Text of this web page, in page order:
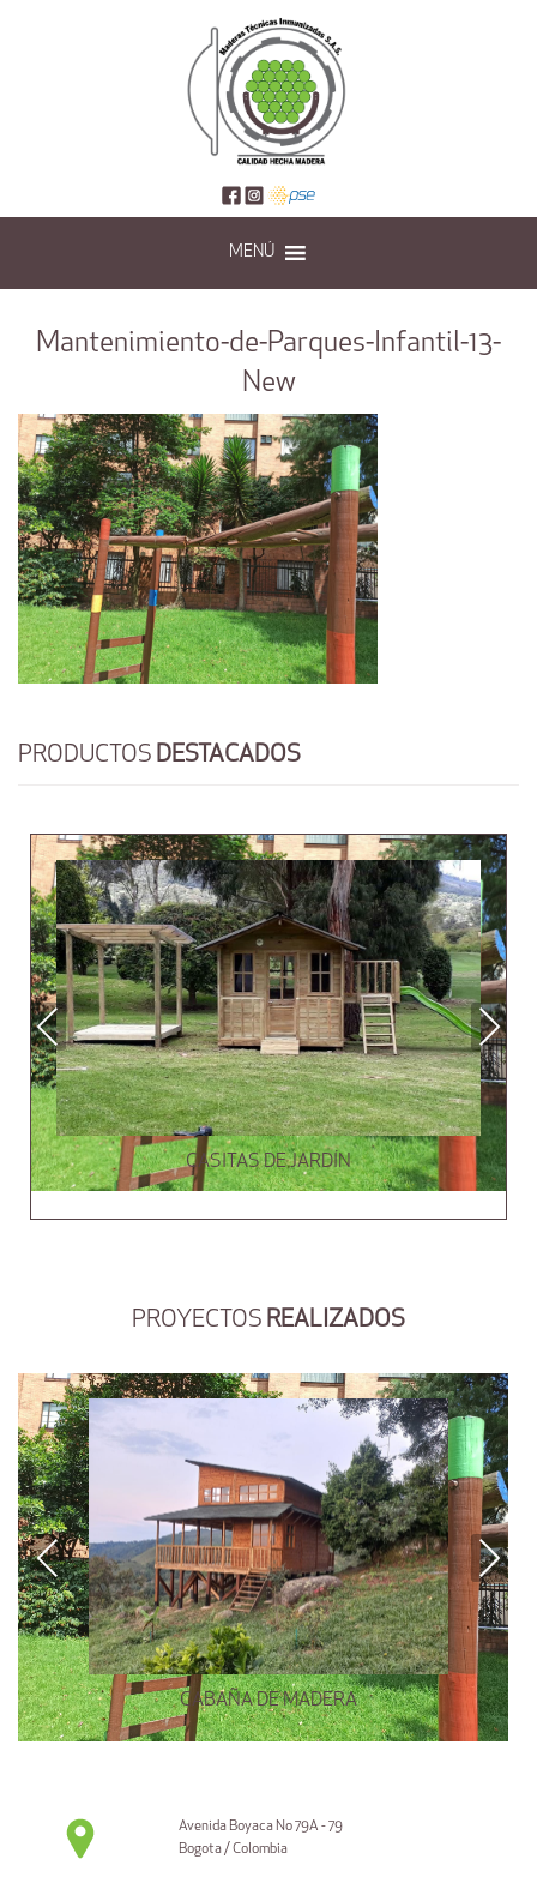
MENÚ
Mantenimiento-de-Parques-Infantil-13-
New
PRODUCTOS DESTACADOS
CASITAS DE JARDÍN
Previous Next
PROYECTOS REALIZADOS
CABAÑA DE MADERA
Previous Next
Avenida Boyaca No 79A - 79
Bogota / Colombia